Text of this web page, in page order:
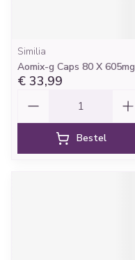
Similia
Aomix-g Caps 80 X 605mg
€ 33,99
Bestel